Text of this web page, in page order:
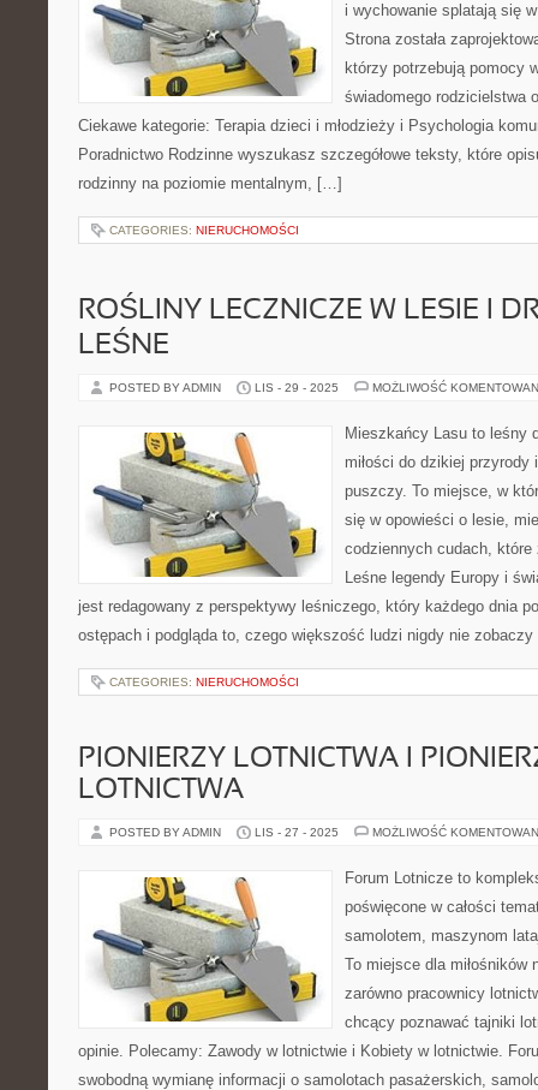
i wychowanie splatają się
Strona została
którzy potrzebują pomocy
świadomego rodzicielstwa
Ciekawe kategorie: Terapia dzieci i młodzieży i Psychologia
Poradnictwo Rodzinne wyszukasz szczegółowe teksty, które
rodzinny na poziomie mentalnym, […]
CATEGORIES: NIERUCHOMOŚCI
ROŚLINY LECZNICZE W LESIE I
LEŚNE
POSTED BY ADMIN LIS - 29 - 2025 MOŻLIWOŚĆ
Mieszkańcy Lasu to leśny
miłości do dzikiej
puszczy. To miejsce, w
się w opowieści o lesie,
codziennych cudach, które
Leśne legendy Europy i
jest redagowany z perspektywy leśniczego, który każdego dnia
ostępach i podgląda to, czego większość ludzi nigdy nie
CATEGORIES: NIERUCHOMOŚCI
PIONIERZY LOTNICTWA I
LOTNICTWA
POSTED BY ADMIN LIS - 27 - 2025 MOŻLIWOŚĆ
Forum Lotnicze to
poświęcone w całości
samolotem, maszynom
To miejsce dla miłośników
zarówno pracownicy
chcący poznawać tajniki
opinie. Polecamy: Zawody w lotnictwie i Kobiety w lotnictwie.
swobodną wymianę informacji o samolotach pasażerskich,